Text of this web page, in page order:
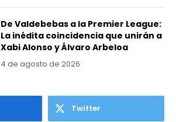
De Valdebebas a la Premier League:
La inédita coincidencia que unirán a
Xabi Alonso y Álvaro Arbeloa
4 de agosto de 2026
Twitter